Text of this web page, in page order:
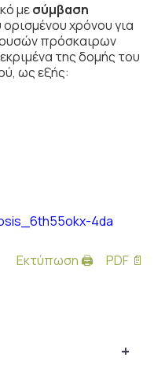
μεσύμβαση
χρόνου για
πρόσκαιρων
της δομής του
ως εξής:
4da
Εκτύπωση 🖨 PDF 📄
+